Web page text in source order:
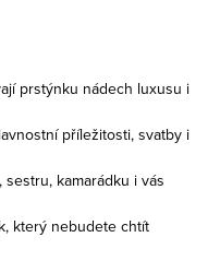
prstýnku nádech luxusu i
příležitosti, svatby i
kamarádku i vás
který nebudete chtít